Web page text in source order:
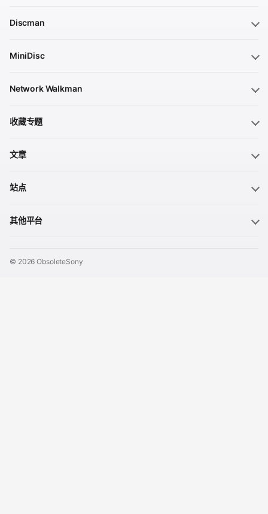
Discman
MiniDisc
Network Walkman
收藏专题
文章
站点
其他平台
© 2026 ObsoleteSony